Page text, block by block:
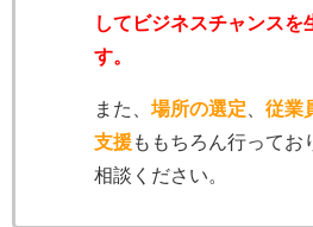
してビジネスチャンスを
す。
また、 場所の選定 従業
支援ももちろん行ってお
相談ください。